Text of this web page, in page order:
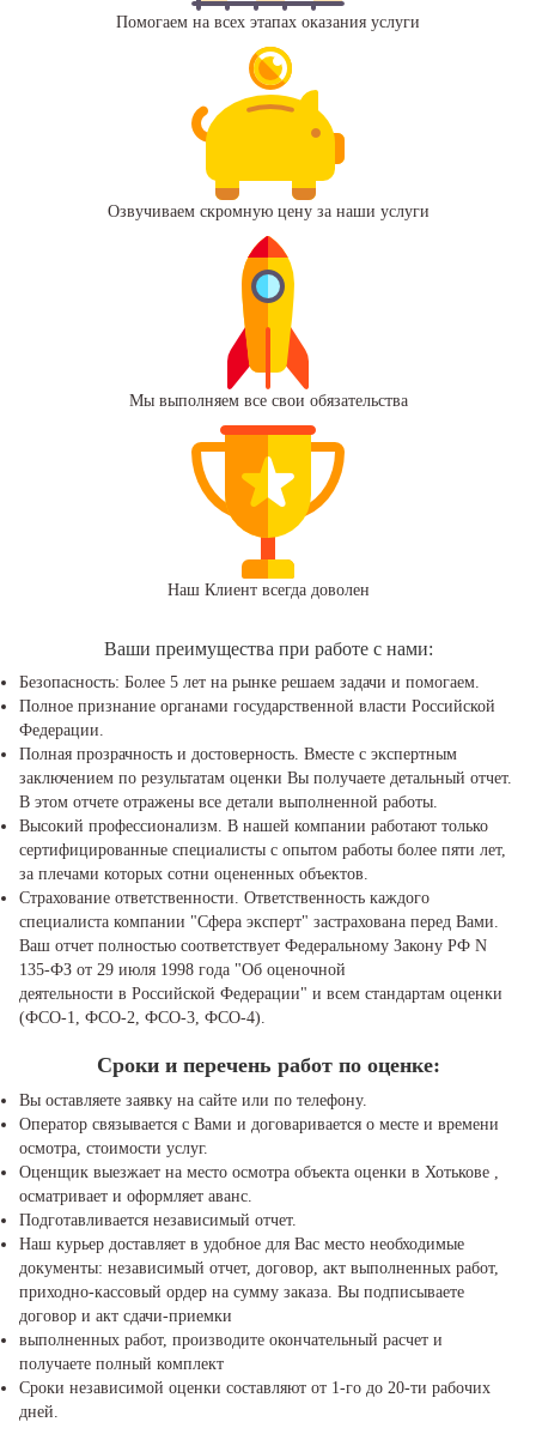
Помогаем на всех этапах оказания услуги
Озвучиваем скромную цену за наши услуги
Мы выполняем все свои обязательства
Наш Клиент всегда доволен
Ваши преимущества при работе с нами:
Безопасность: Более 5 лет на рынке решаем задачи и помогаем.
Полное признание органами государственной власти Российской
Федерации.
Полная прозрачность и достоверность. Вместе с экспертным
заключением по результатам оценки Вы получаете детальный отчет.
В этом отчете отражены все детали выполненной работы.
Высокий профессионализм. В нашей компании работают только
сертифицированные специалисты с опытом работы более пяти лет,
за плечами которых сотни оцененных объектов.
Страхование ответственности. Ответственность каждого
специалиста компании "Сфера эксперт" застрахована перед Вами.
Ваш отчет полностью соответствует Федеральному Закону РФ N
135-ФЗ от 29 июля 1998 года "Об оценочной
деятельности в Российской Федерации" и всем стандартам оценки
(ФСО-1, ФСО-2, ФСО-3, ФСО-4).
Сроки и перечень работ по оценке:
Вы оставляете заявку на сайте или по телефону.
Оператор связывается с Вами и договаривается о месте и времени
осмотра, стоимости услуг.
Оценщик выезжает на место осмотра объекта оценки в Хотькове ,
осматривает и оформляет аванс.
Подготавливается независимый отчет.
Наш курьер доставляет в удобное для Вас место необходимые
документы: независимый отчет, договор, акт выполненных работ,
приходно-кассовый ордер на сумму заказа. Вы подписываете
договор и акт сдачи-приемки
выполненных работ, производите окончательный расчет и
получаете полный комплект
Сроки независимой оценки составляют от 1-го до 20-ти рабочих
дней.